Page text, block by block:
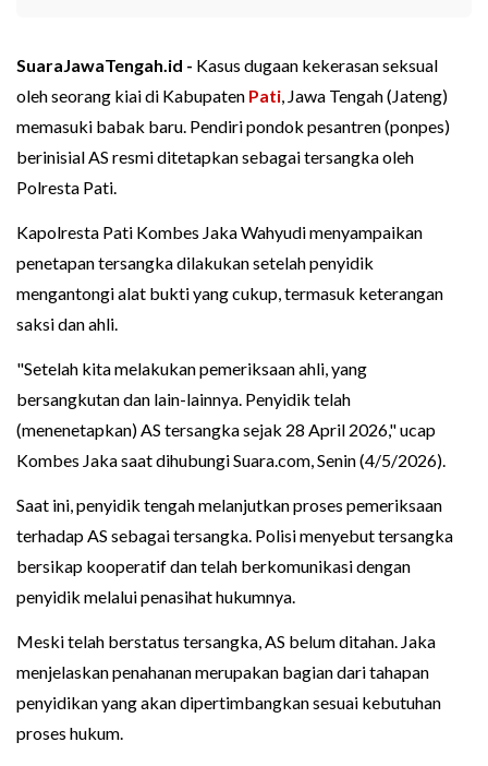
SuaraJawaTengah.id - Kasus dugaan kekerasan seksual
oleh seorang kiai di Kabupaten Pati, Jawa Tengah (Jateng)
memasuki babak baru. Pendiri pondok pesantren (ponpes)
berinisial AS resmi ditetapkan sebagai tersangka oleh
Polresta Pati.
Kapolresta Pati Kombes Jaka Wahyudi menyampaikan
penetapan tersangka dilakukan setelah penyidik
mengantongi alat bukti yang cukup, termasuk keterangan
saksi dan ahli.
"Setelah kita melakukan pemeriksaan ahli, yang
bersangkutan dan lain-lainnya. Penyidik telah
(menenetapkan) AS tersangka sejak 28 April 2026," ucap
Kombes Jaka saat dihubungi Suara.com, Senin (4/5/2026).
Saat ini, penyidik tengah melanjutkan proses pemeriksaan
terhadap AS sebagai tersangka. Polisi menyebut tersangka
bersikap kooperatif dan telah berkomunikasi dengan
penyidik melalui penasihat hukumnya.
Meski telah berstatus tersangka, AS belum ditahan. Jaka
menjelaskan penahanan merupakan bagian dari tahapan
penyidikan yang akan dipertimbangkan sesuai kebutuhan
proses hukum.